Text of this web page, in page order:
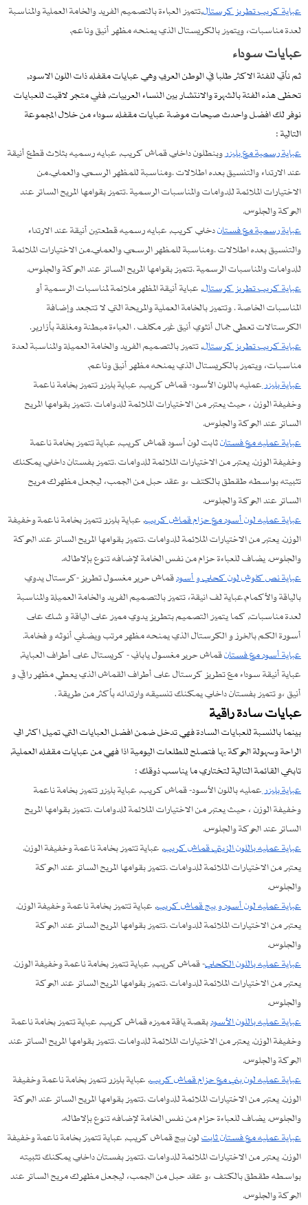
عباية كريب تطريز كرستال,تتميز العباءة بالتصميم الفريد والخامة العملية والمناسبة
لعدة مناسبات، ويتميز بالكريستال الذي يمنحه مظهر أنيق وناعم.
عبايات سوداء
ثم نأتي للفئة الاكثر طلبا في الوطن العربي وهي عبايات مقفله ذات اللون الاسود,
تحظى هذه الفئة بالشهرة والانتشار بين النساء العربيات, ففي متجر لاقيت للعبايات
نوفر لك افضل واحدث صيحات موضة عبايات مقفله سوداء من خلال المجموعة
التالية :
عباية رسمية مع بليزروبنطلون داخلي قماش كريب, عبايه رسميه بثلاث قطع أنيقة
عند الارتداء والتنسيق بعده اطلالات .ومناسبة للمظهر الرسمي والعملي.من
الاختيارات الملائمة للدوامات والمناسبات الرسمية .تتميز بقوامها المريح الساتر عند
الحركة والجلوس.
عباية رسمية مع فستاندخلي كريب, عبايه رسميه قطعتين أنيقة عند الارتداء
والتنسيق بعده اطلالات .ومناسبة للمظهر الرسمي والعملي.من الاختيارات الملائمة
للدوامات والمناسبات الرسمية .تتميز بقوامها المريح الساتر عند الحركة والجلوس.
عباية كريب تطريز كرستال, عباية أنيقة المظهر ملائمة لمناسبات الرسمية أو
المناسبات الخاصة . وتتميز بالخامة العملية والمريحة التي لا تتجعد وإضافة
الكرستالات تعطي جمال أنثوي أنيق غير مكلف . العباءة مبطنة ومغلقة بأزارير.
عباية كريب تطريز كرستال, تتميز بالتصميم الفريد والخامة العميلة والمناسبة لعدة
مناسبات، ويتميز بالكريستال الذي يمنحه مظهر أنيق وناعم.
عباية بليزرعمليه باللون الأسود- قماش كريب, عباية بليزر تتميز بخامة ناعمة
وخفيفة الوزن ، حيث يعتبر من الاختيارات الملائمة للدوامات .تتميز بقوامها المريح
الساتر عند الحركة والجلوس.
عباية عمليه مع فستانثابت لون أسود قماش كريب, عباية تتميز بخامة ناعمة
وخفيفة الوزن. يعتبر من الاختيارات الملائمة للدوامات .تتميز بفستان داخلي يمكنك
تثبيته بواسطه طقطق بالكتف ،و عقد حبل من الجمب، ليجعل مظهرك مريح
الساتر عند الحركة والجلوس.
عباية عمليه لون أسود مع حزام قماش كريب, عباية بليزر تتميز بخامة ناعمة وخفيفة
الوزن. يعتبر من الاختيارات الملائمة للدوامات .تتميز بقوامها المريح الساتر عند الحركة
والجلوس. يضاف للعباءة حزام من نفس الخامة لإضافه تنوع بإلاطاله.
عباية نص كلوش لون كحلي و أسودقماش حرير مغسول تطريز -كرستال يدوي
بالياقة والأكمام,عباية لف انيقة، تتميز بالتصميم الفريد والخامة العميلة والمناسبة
لعدة مناسبات, كما يتميز التصميم بتطريز يدوي مميز على الياقة و شك على
أسورة الكم بالخرز و الكرستال الذي يمنحه مظهر مرتب ويضفي أنوثه و فخامة.
عباية أسود مع فستانقماش حرير مغسول ياباني - كريستال على أطراف العباية,
عباية أنيقة سوداء مع تطريز كرستال على أطراف القماش الذي يعطي مظهر راقي و
أنيق ،و تتميز بفستان داخلي يمكنك تنسيقه وارتدائه بأكثر من طريقة .
عبايات سادة راقية
بينما بالنسبة للعبايات السادة فهي تدخل ضمن افضل العبايات التي تميل اكثر الي
الراحة وسهولة الحركة بها فتصلح للطلعات اليومية اذا فهي من عبايات مقفله العملية,
تابعي القائمة التالية لتختاري ما يناسب ذوقك :
عباية بليزرعمليه باللون الأسود- قماش كريب, عباية بليزر تتميز بخامة ناعمة
وخفيفة الوزن ، حيث يعتبر من الاختيارات الملائمة للدوامات .تتميز بقوامها المريح
الساتر عند الحركة والجلوس.
عباية عمليه باللون الزيتي قماش كريب, عباية تتميز بخامة ناعمة وخفيفة الوزن.
يعتبر من الاختيارات الملائمة للدوامات .تتميز بقوامها المريح الساتر عند الحركة
والجلوس.
عباية عمليه لون أسود و بيج قماش كريب, عباية تتميز بخامة ناعمة وخفيفة الوزن.
يعتبر من الاختيارات الملائمة للدوامات .تتميز بقوامها المريح الساتر عند الحركة
والجلوس.
عباية عمليه باللون الكحلي- قماش كريب, عباية تتميز بخامة ناعمة وخفيفة الوزن.
يعتبر من الاختيارات الملائمة للدوامات .تتميز بقوامها المريح الساتر عند الحركة
والجلوس.
عباية عمليه باللون الأسودبقصة ياقة مميزه قماش كريب, عباية تتميز بخامة ناعمة
وخفيفة الوزن. يعتبر من الاختيارات الملائمة للدوامات .تتميز بقوامها المريح الساتر عند
الحركة والجلوس.
عباية عمليه لون بني مع حزام قماش كريب, عباية بليزر تتميز بخامة ناعمة وخفيفة
الوزن. يعتبر من الاختيارات الملائمة للدوامات .تتميز بقوامها المريح الساتر عند الحركة
والجلوس. يضاف للعباءة حزام من نفس الخامة لإضافه تنوع بإلاطاله.
عباية عمليه مع فستان ثابتلون بيج قماش كريب, عباية تتميز بخامة ناعمة وخفيفة
الوزن. يعتبر من الاختيارات الملائمة للدوامات .تتميز بفستان داخلي يمكنك تثبيته
بواسطه طقطق بالكتف ،و عقد حبل من الجمب، ليجعل مظهرك مريح الساتر عند
الحركة والجلوس.